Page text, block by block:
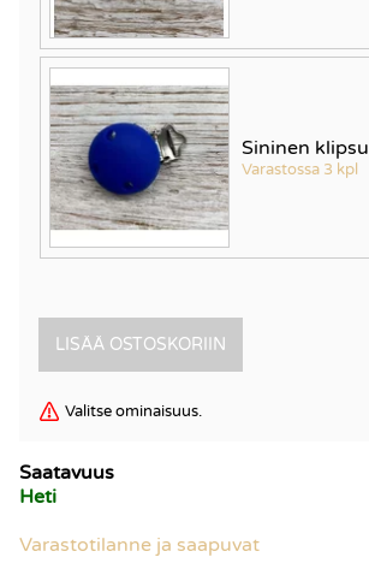
Sininen klipsu
Varastossa 3 kpl
Valitse ominaisuus.
Saatavuus
Heti
Varastotilanne ja saapuvat